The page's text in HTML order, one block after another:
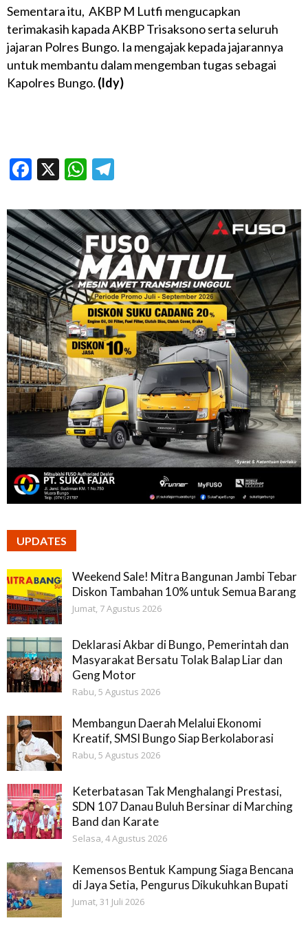
Sementara itu, AKBP M Lutfi mengucapkan
terimakasih kapada AKBP Trisaksono serta seluruh
jajaran Polres Bungo. Ia mengajak kepada jajarannya
untuk membantu dalam mengemban tugas sebagai
Kapolres Bungo. (ldy)
Facebook
X WhatsApp
UPDATES
Weekend Sale! Mitra Bangunan Jambi Tebar
Diskon Tambahan 10% untuk Semua Barang
Jumat, 7 Agustus 2026
Deklarasi Akbar di Bungo, Pemerintah dan
Masyarakat Bersatu Tolak Balap Liar dan
Geng Motor
Rabu, 5 Agustus 2026
Membangun Daerah Melalui Ekonomi
Kreatif, SMSI Bungo Siap Berkolaborasi
Rabu, 5 Agustus 2026
Keterbatasan Tak Menghalangi Prestasi,
SDN 107 Danau Buluh Bersinar di Marching
Band dan Karate
Selasa, 4 Agustus 2026
Kemensos Bentuk Kampung Siaga Bencana
di Jaya Setia, Pengurus Dikukuhkan Bupati
Jumat, 31 Juli 2026